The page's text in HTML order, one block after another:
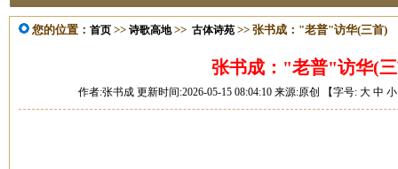
您的位置： 首页 >> 诗歌高地>> 古体诗苑 >> 张书成："老普"访华(三首)
张书成："老普"访华(
作者:张书成 更新时间:2026-05-15 08:04:10 来源:原创 【字号: 大 中 小